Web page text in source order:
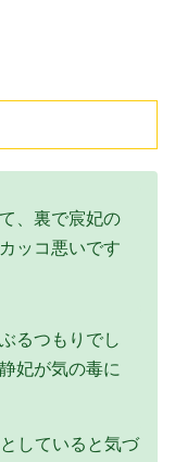
、裏で宸妃の
ッコ悪いです
るつもりでし
妃が気の毒に
していると気づ